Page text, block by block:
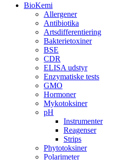
BioKemi
Allergener
Antibiotika
Artsdifferentiering
Bakterietoxiner
BSE
CDR
ELISA udstyr
Enzymatiske tests
GMO
Hormoner
Mykotoksiner
pH
Instrumenter
Reagenser
Strips
Phytotoksiner
Polarimeter